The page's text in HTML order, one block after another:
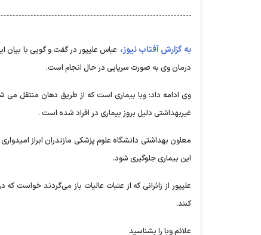
به گزارش آفتاب نیوز، عباس علیپور در گفت و گویی با بیان
درمان وی به صورت سرپایی در حال انجام است.
وی ادامه داد: وبا بیماری است که از طریق دهان منتقل می
غیربهداشتی دلیل بروز بیماری در افراد شده است .
معاون بهداشتی دانشگاه علوم پزشکی مازندران ابراز
این بیماری جلوگیری شود.
علیپور از زائرانی که از عتبات عالیات باز می‌گردند خواست
کنند.
علائم وبا را بشناسید